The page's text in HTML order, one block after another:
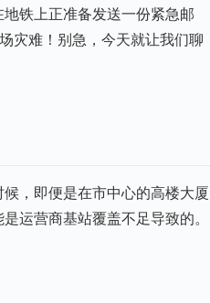
铁上正准备发送一份紧急邮
灾难！别急，今天就让我们聊
，即便是在市中心的高楼大厦
运营商基站覆盖不足导致的。